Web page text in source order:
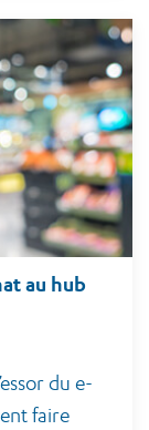
au hub
du e-
faire